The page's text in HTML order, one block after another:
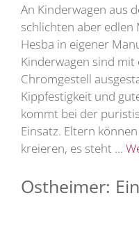
An Kinderwagen aus
schlichten aber edlen
Hesba in eigener
Kinderwagen sind
Chromgestell
Kippfestigkeit und
kommt bei der
Einsatz. Eltern
kreieren, es steht …
Ostheimer: